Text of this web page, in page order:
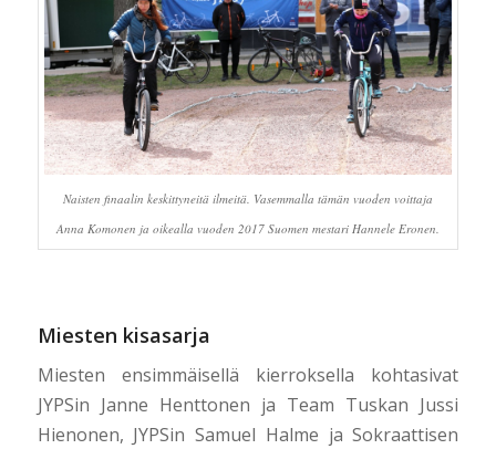
Naisten finaalin keskittyneitä ilmeitä. Vasemmalla tämän vuoden voittaja
Anna Komonen ja oikealla vuoden 2017 Suomen mestari Hannele Eronen.
Miesten kisasarja
Miesten ensimmäisellä kierroksella kohtasivat
JYPSin Janne Henttonen ja Team Tuskan Jussi
Hienonen, JYPSin Samuel Halme ja Sokraattisen